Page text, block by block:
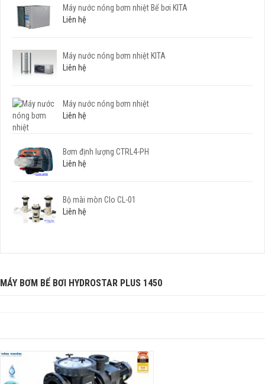
Máy nước nóng bơm nhiệt Bể bơi KITA
Liên hệ
Máy nước nóng bơm nhiệt KITA
Liên hệ
Máy nước nóng bơm nhiệt
Liên hệ
Bơm định lượng CTRL4-PH
Liên hệ
Bộ mài mòn Clo CL-01
Liên hệ
MÁY BƠM BỂ BƠI HYDROSTAR PLUS 1450